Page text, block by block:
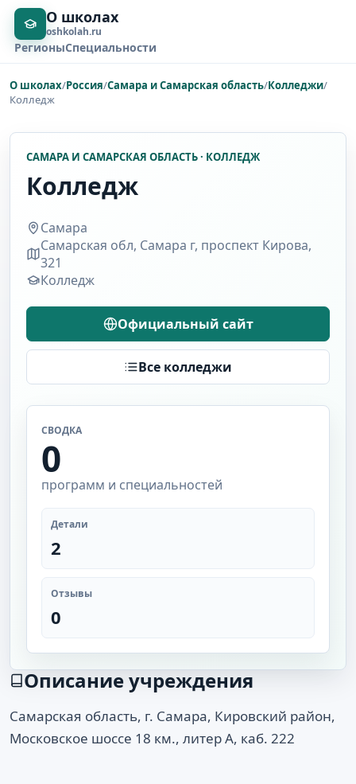
О школах
oshkolah.ru
РегионыСпециальности
О школах/Россия/Самара и Самарская область/Колледжи/
Колледж
САМАРА И САМАРСКАЯ ОБЛАСТЬ · КОЛЛЕДЖ
Колледж
Самара
Самарская обл, Самара г, проспект Кирова,
321
Колледж
Официальный сайт
Все колледжи
СВОДКА
0
программ и специальностей
Детали
2
Отзывы
0
Описание учреждения
Самарская область, г. Самара, Кировский район,
Московское шоссе 18 км., литер А, каб. 222